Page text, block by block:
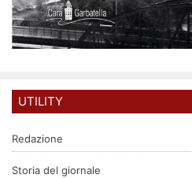
UTILITY
Redazione
Storia del giornale